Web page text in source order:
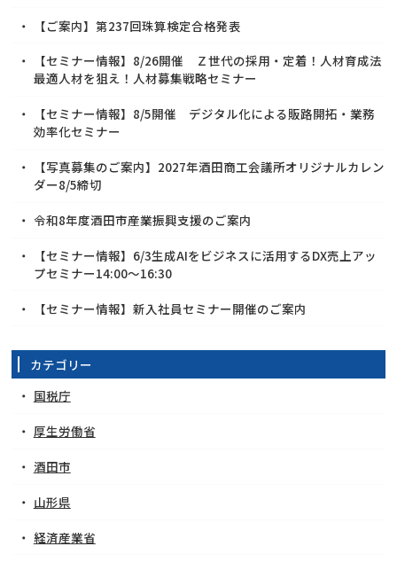
【ご案内】第237回珠算検定合格発表
【セミナー情報】8/26開催 Ｚ世代の採用・定着！人材育成法
最適人材を狙え！人材募集戦略セミナー
【セミナー情報】8/5開催 デジタル化による販路開拓・業務
効率化セミナー
【写真募集のご案内】2027年酒田商工会議所オリジナルカレン
ダー8/5締切
令和8年度酒田市産業振興支援のご案内
【セミナー情報】6/3生成AIをビジネスに活用するDX売上アッ
プセミナー14:00～16:30
【セミナー情報】新入社員セミナー開催のご案内
カテゴリー
国税庁
厚生労働省
酒田市
山形県
経済産業省